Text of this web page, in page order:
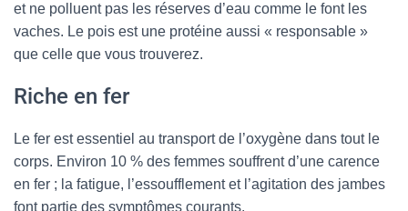
et ne polluent pas les réserves d’eau comme le font les
vaches. Le pois est une protéine aussi « responsable »
que celle que vous trouverez.
Riche en fer
Le fer est essentiel au transport de l’oxygène dans tout le
corps. Environ 10 % des femmes souffrent d’une carence
en fer ; la fatigue, l’essoufflement et l’agitation des jambes
font partie des symptômes courants.